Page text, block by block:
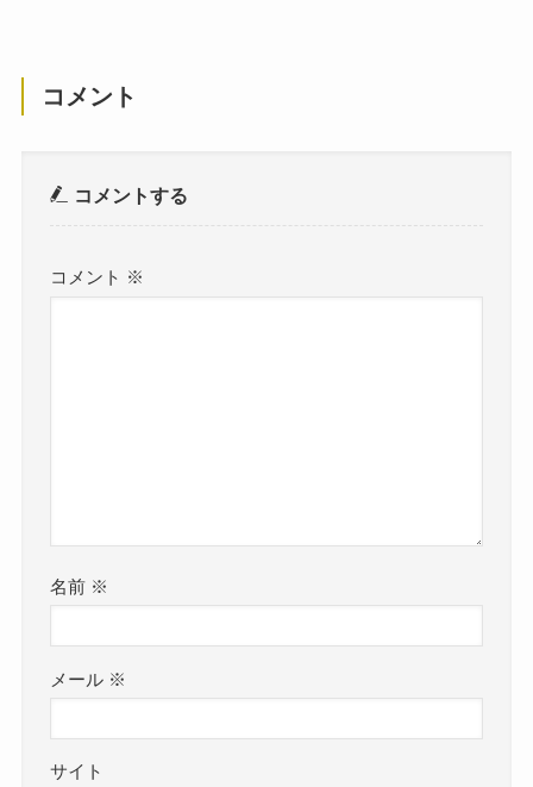
コメント
コメントする
コメント ※
名前 ※
メール ※
サイト